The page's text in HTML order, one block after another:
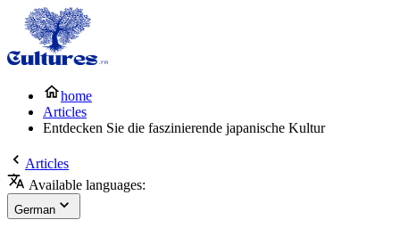
home
Articles
Entdecken Sie die faszinierende japanische Kultur
Articles
Available languages:
German